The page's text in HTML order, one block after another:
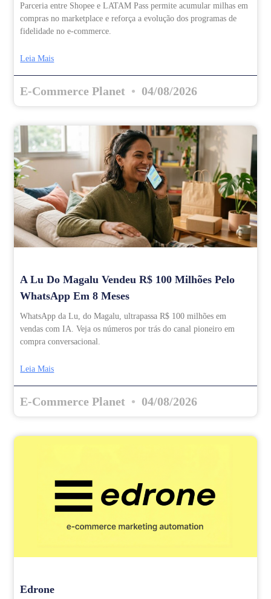
Parceria entre Shopee e LATAM Pass permite acumular milhas em
compras no marketplace e reforça a evolução dos programas de
fidelidade no e-commerce.
Leia Mais
E-Commerce Planet 04/08/2026
A Lu Do Magalu Vendeu R$ 100 Milhões Pelo
WhatsApp Em 8 Meses
WhatsApp da Lu, do Magalu, ultrapassa R$ 100 milhões em
vendas com IA. Veja os números por trás do canal pioneiro em
compra conversacional.
Leia Mais
E-Commerce Planet 04/08/2026
Edrone